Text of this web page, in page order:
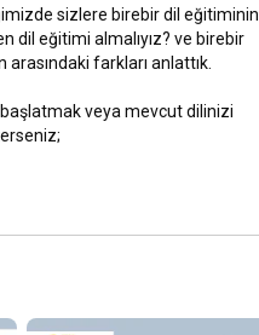
sizlere birebir dil eğitiminin
dil eğitimi almalıyız? ve birebir
farkları anlattık.
veya mevcut dilinizi
eğitiminin önemi nedir? Birebir dil